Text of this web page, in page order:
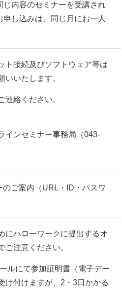
内容のセミナーを受講され
し込みは、同じ月にお一人
ト接続及びソフトウェア等は
いたします。
絡ください。
インセミナー事務局（043-
ご案内（URL・ID・パスワ
にハローワークに提出するオ
注意ください。
ルにて参加証明書（電子デー
け付けますが、2・3日かかる